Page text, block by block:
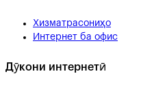
Хизматрасониҳо
Интернет ба офис
Дӯкони интернетӣ